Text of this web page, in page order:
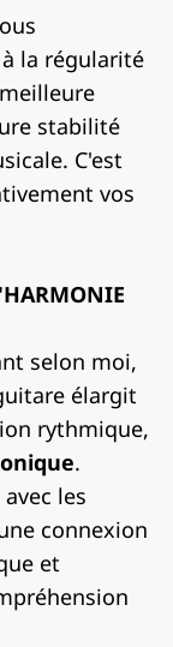
la régularité
stabilité
C'est
vos
selon moi,
élargit
rythmique,
.
les
connexion
et